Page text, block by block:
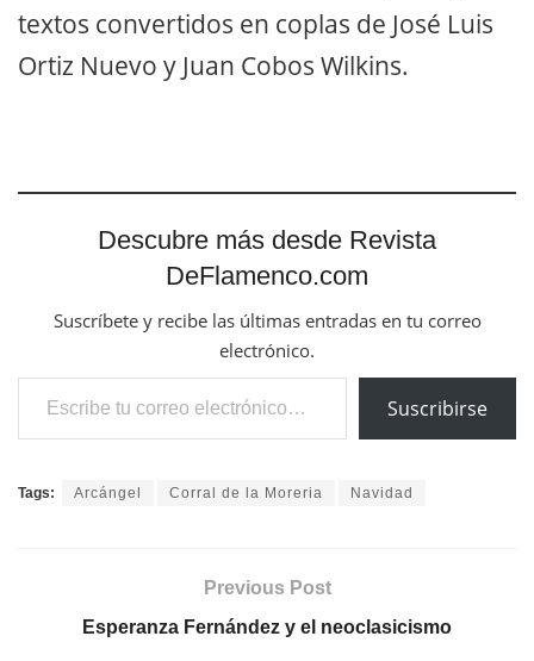
textos convertidos en coplas de José Luis
Ortiz Nuevo y Juan Cobos Wilkins.
Descubre más desde Revista
DeFlamenco.com
Suscríbete y recibe las últimas entradas en tu correo
electrónico.
Escribe tu correo electrónico…
Suscribirse
Tags: Arcángel Corral de la Moreria Navidad
Previous Post
Esperanza Fernández y el neoclasicismo